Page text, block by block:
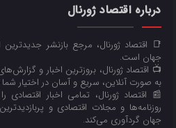
درباره اقتصاد ژورنال
📑 اقتصاد ژورنال، مرجع بازنشر
جهان است.
📺 اقتصاد ژورنال، بروزترین اخبار و
به صورت آنلاین، سریع و آسان در اختیار شما
📰 اقتصاد ژورنال، تمامی اخبار اقتصادی
روزنامه‌ها و مجلات اقتصادی و
جهان گردآوری می‌کند.